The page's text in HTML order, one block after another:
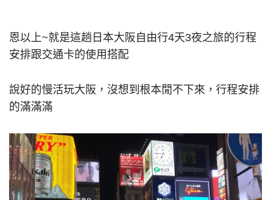
恩以上~就是這趟日本大阪自由行4天3夜之旅的行程
安排跟交通卡的使用搭配
說好的慢活玩大阪，沒想到根本閒不下來，行程安排
的滿滿滿